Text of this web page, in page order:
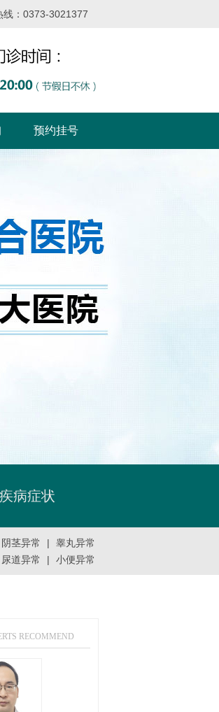
线：0373-3021377
预约挂号
疾病症状
阴茎异常 |
睾丸异常
尿道异常 | 小便异常
RECOMMEND